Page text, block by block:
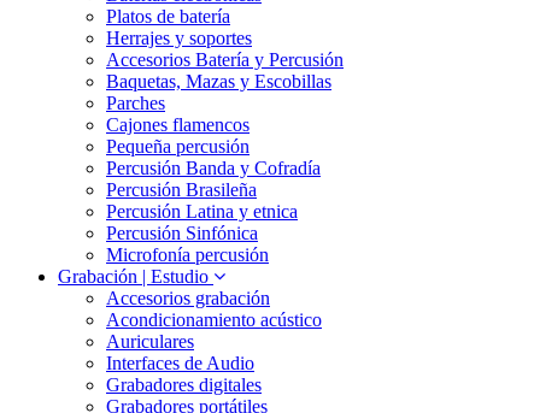
Platos de batería
Herrajes y soportes
Accesorios Batería y Percusión
Baquetas, Mazas y Escobillas
Parches
Cajones flamencos
Pequeña percusión
Percusión Banda y Cofradía
Percusión Brasileña
Percusión Latina y etnica
Percusión Sinfónica
Microfonía percusión
Grabación | Estudio
Accesorios grabación
Acondicionamiento acústico
Auriculares
Interfaces de Audio
Grabadores digitales
Grabadores portátiles